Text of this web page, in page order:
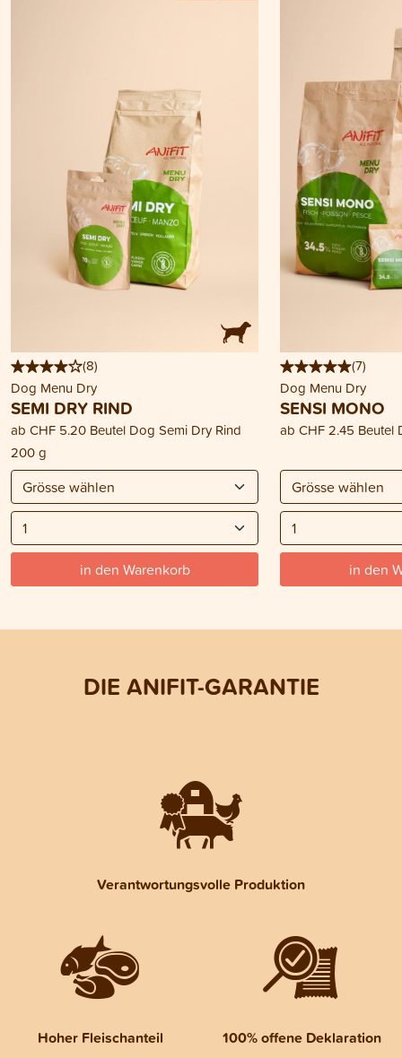
(8)
Dog Menu Dry
SEMI DRY RIND
ab CHF 5.20 Beutel Dog Semi Dry Rind
200 g
in den Warenkorb
(7)
Dog Menu Dry
SENSI MONO
ab CHF 2.45 Beutel
in den
DIE ANIFIT-GARANTIE
Verantwortungsvolle Produktion
Hoher Fleischanteil 100% offene Deklaration